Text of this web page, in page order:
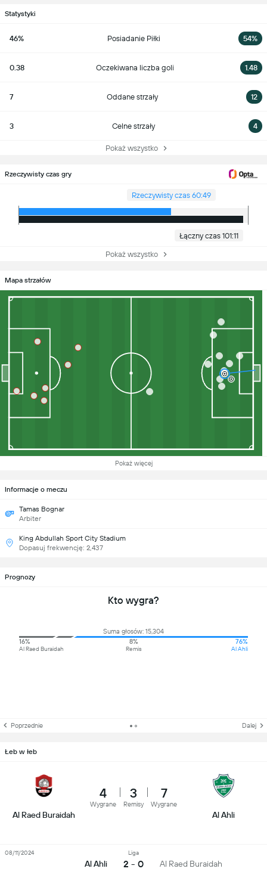
Statystyki
46% Posiadanie Piłki 54%
0.38 Oczekiwana liczba goli 1.48
7 Oddane strzały 12
3 Celne strzały 4
Pokaż wszystko
Rzeczywisty czas gry
Rzeczywisty czas 60:49
Łączny czas 101:11
Pokaż wszystko
Mapa strzałów
Pokaż więcej
Informacje o meczu
Tamas Bognar
Arbiter
King Abdullah Sport City Stadium
Dopasuj frekwencję: 2,437
Prognozy
Kto wygra?
Suma głosów: 15,304
16%
Al Raed Buraidah
8%
Remis
76%
Al Ahli
Poprzednie Dalej
Łeb w łeb
Al Raed Buraidah
4
Wygrane
3
Remisy
7
Wygrane
Al Ahli
Al Ahli
Liga
2 - 0 Al Raed Buraidah
08/11/2024